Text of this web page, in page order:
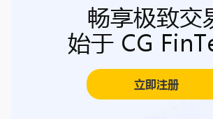
畅享极致交
始于 CG
立即注册